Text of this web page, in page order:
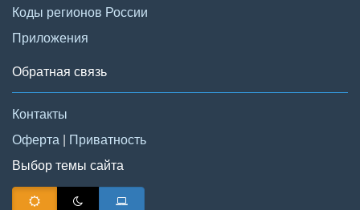
Коды регионов России
Приложения
Обратная связь
Контакты
Оферта | Приватность
Выбор темы сайта